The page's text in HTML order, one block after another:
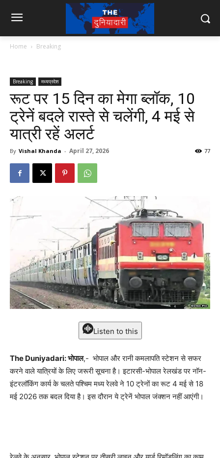
Home Breaking
Breaking मध्यप्रदेश
रूट पर 15 दिन का मेगा ब्लॉक, 10
ट्रेनें बदले रास्ते से चलेंगी, 4 मई से
यात्री रहें अलर्ट
By Vishal Khanda - April 27, 2026 77
Listen to this
The Duniyadari: भोपाल,- भोपाल और रानी कमलापति स्टेशन से सफर
करने वाले यात्रियों के लिए जरूरी सूचना है। इटारसी-भोपाल रेलखंड पर नॉन-
इंटरलॉकिंग कार्य के चलते पश्चिम मध्य रेलवे ने 10 ट्रेनों का रूट 4 मई से 18
मई 2026 तक बदल दिया है। इस दौरान ये ट्रेनें भोपाल जंक्शन नहीं आएंगी।